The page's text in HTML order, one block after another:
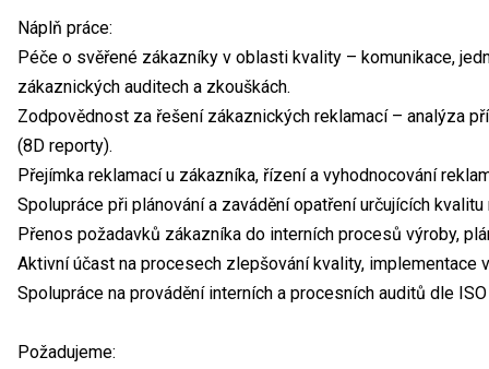
Náplň práce:
Péče o svěřené zákazníky v oblasti kvality – komunikace,
zákaznických auditech a zkouškách.
Zodpovědnost za řešení zákaznických reklamací – analýza
(8D reporty).
Přejímka reklamací u zákazníka, řízení a vyhodnocování
Spolupráce při plánování a zavádění opatření určujících
Přenos požadavků zákazníka do interních procesů výroby,
Aktivní účast na procesech zlepšování kvality, implementace
Spolupráce na provádění interních a procesních auditů dle
Požadujeme: